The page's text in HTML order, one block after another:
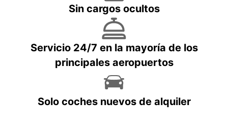
Sin cargos ocultos
Servicio 24/7 en la mayoría de los
principales aeropuertos
Solo coches nuevos de alquiler